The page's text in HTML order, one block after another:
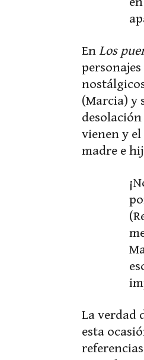
En Los
(Marcia) y
vienen y
madre e
La verdad
esta